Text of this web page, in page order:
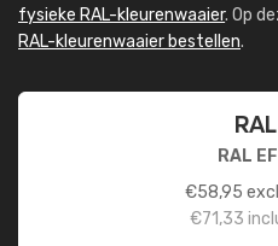
fysieke RAL-kleurenwaaier. Op
RAL-kleurenwaaier bestellen.
RAL
€58,95
€71,33